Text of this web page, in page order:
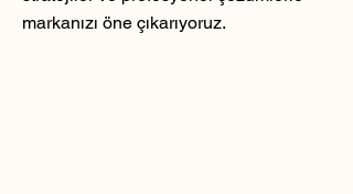
markanızı öne çıkarıyoruz.